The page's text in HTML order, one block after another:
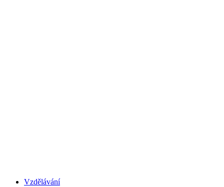
Vzdělávání